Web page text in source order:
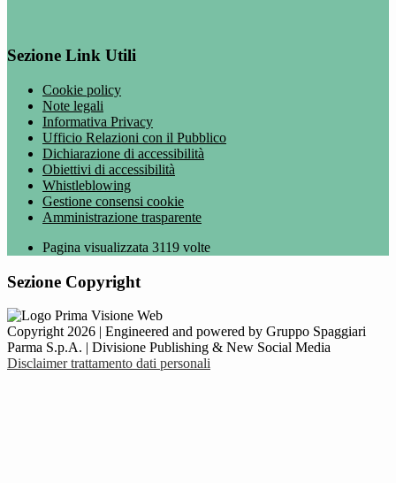
Sezione Link Utili
Cookie policy
Note legali
Informativa Privacy
Ufficio Relazioni con il Pubblico
Dichiarazione di accessibilità
Obiettivi di accessibilità
Whistleblowing
Gestione consensi cookie
Amministrazione trasparente
Pagina visualizzata 3119 volte
Sezione Copyright
Copyright 2026 | Engineered and powered by Gruppo Spaggiari
Parma S.p.A. | Divisione Publishing & New Social Media
Disclaimer trattamento dati personali